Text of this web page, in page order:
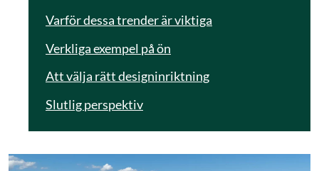
Varför dessa trender är viktiga
Verkliga exempel på ön
Att välja rätt designinriktning
Slutlig perspektiv